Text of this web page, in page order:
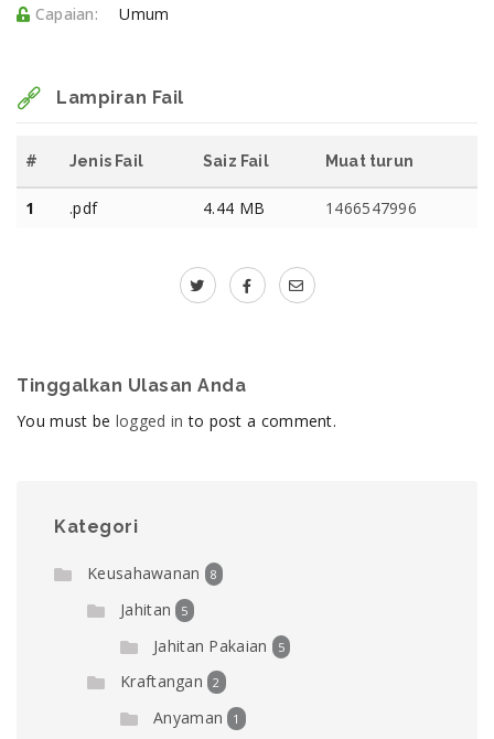
Capaian:
Umum
Lampiran Fail
# Jenis Fail Saiz Fail Muat turun
1 .pdf 4.44 MB 1466547996
Tinggalkan Ulasan Anda
You must be logged in to post a comment.
Kategori
Keusahawanan 8
Jahitan 5
Jahitan Pakaian 5
Kraftangan 2
Anyaman 1